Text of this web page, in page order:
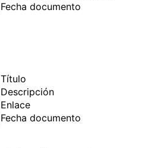
Fecha documento
Título
Descripción
Enlace
Fecha documento